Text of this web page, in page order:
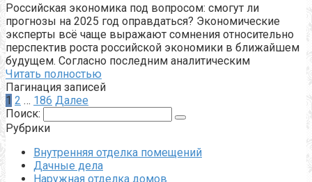
Российская экономика под вопросом: смогут ли
прогнозы на 2025 год оправдаться? Экономические
эксперты всё чаще выражают сомнения относительно
перспектив роста российской экономики в ближайшем
будущем. Согласно последним аналитическим
Читать полностью
Пагинация записей
1 2 … 186 Далее
Поиск:
Рубрики
Внутренняя отделка помещений
Дачные дела
Наружная отделка домов